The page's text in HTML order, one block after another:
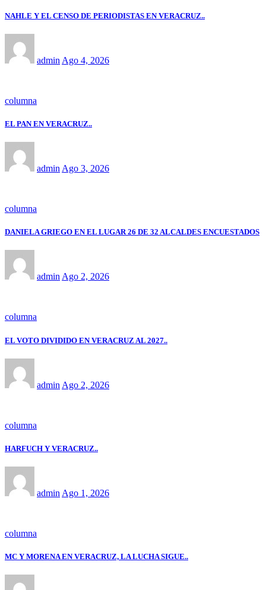
NAHLE Y EL CENSO DE PERIODISTAS EN VERACRUZ..
admin Ago 4, 2026
columna
EL PAN EN VERACRUZ..
admin Ago 3, 2026
columna
DANIELA GRIEGO EN EL LUGAR 26 DE 32 ALCALDES ENCUESTADOS
adminAgo 2, 2026
columna
EL VOTO DIVIDIDO EN VERACRUZ AL 2027..
admin Ago 2, 2026
columna
HARFUCH Y VERACRUZ..
admin Ago 1, 2026
columna
MC Y MORENA EN VERACRUZ, LA LUCHA SIGUE..